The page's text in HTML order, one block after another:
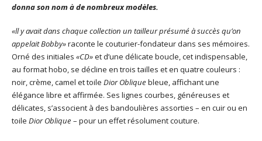
donna son nom à de nombreux modèles.
«ll y avait dans chaque collection un tailleur présumé à succès qu’on
appelaitBobby»raconte le couturier-fondateur dans ses mémoires.
Orné des initiales «CD»et d’une délicate boucle, cet indispensable,
au format hobo, se décline en trois tailles et en quatre couleurs :
noir, crème, camel et toile Dior Oblique bleue, affichant une
élégance libre et affirmée. Ses lignes courbes, généreuses et
délicates, s’associent à des bandoulières assorties – en cuir ou en
toile Dior Oblique – pour un effet résolument couture.